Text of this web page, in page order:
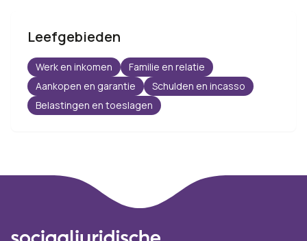
Leefgebieden
Werk en inkomen
Familie en relatie
Aankopen en garantie
Schulden en incasso
Belastingen en toeslagen